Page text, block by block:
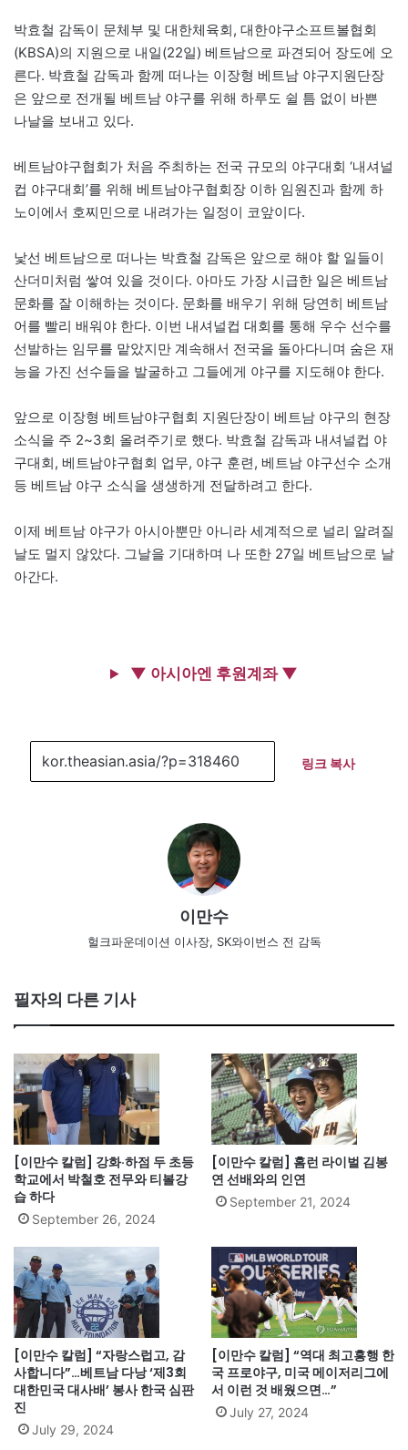
박효철 감독이 문체부 및 대한체육회, 대한야구소프트볼협회
(KBSA)의 지원으로 내일(22일) 베트남으로 파견되어 장도에 오
른다. 박효철 감독과 함께 떠나는 이장형 베트남 야구지원단장
은 앞으로 전개될 베트남 야구를 위해 하루도 쉴 틈 없이 바쁜
나날을 보내고 있다.
베트남야구협회가 처음 주최하는 전국 규모의 야구대회 ‘내셔널
컵 야구대회’를 위해 베트남야구협회장 이하 임원진과 함께 하
노이에서 호찌민으로 내려가는 일정이 코앞이다.
낯선 베트남으로 떠나는 박효철 감독은 앞으로 해야 할 일들이
산더미처럼 쌓여 있을 것이다. 아마도 가장 시급한 일은 베트남
문화를 잘 이해하는 것이다. 문화를 배우기 위해 당연히 베트남
어를 빨리 배워야 한다. 이번 내셔널컵 대회를 통해 우수 선수를
선발하는 임무를 맡았지만 계속해서 전국을 돌아다니며 숨은 재
능을 가진 선수들을 발굴하고 그들에게 야구를 지도해야 한다.
앞으로 이장형 베트남야구협회 지원단장이 베트남 야구의 현장
소식을 주 2~3회 올려주기로 했다. 박효철 감독과 내셔널컵 야
구대회, 베트남야구협회 업무, 야구 훈련, 베트남 야구선수 소개
등 베트남 야구 소식을 생생하게 전달하려고 한다.
이제 베트남 야구가 아시아뿐만 아니라 세계적으로 널리 알려질
날도 멀지 않았다. 그날을 기대하며 나 또한 27일 베트남으로 날
아간다.
▼ 아시아엔 후원계좌 ▼
링크 복사
이만수
헐크파운데이션 이사장, SK와이번스 전 감독
필자의 다른 기사
[이만수 칼럼] 강화·하점 두 초등
학교에서 박철호 전무와 티볼강
습 하다
September 26, 2024
[이만수 칼럼] 홈런 라이벌 김봉
연 선배와의 인연
September 21, 2024
[이만수 칼럼] “자랑스럽고, 감
사합니다”…베트남 다낭 ‘제3회
대한민국 대사배’ 봉사 한국 심판
진
July 29, 2024
[이만수 칼럼] “역대 최고흥행 한
국 프로야구, 미국 메이저리그에
서 이런 것 배웠으면…”
July 27, 2024